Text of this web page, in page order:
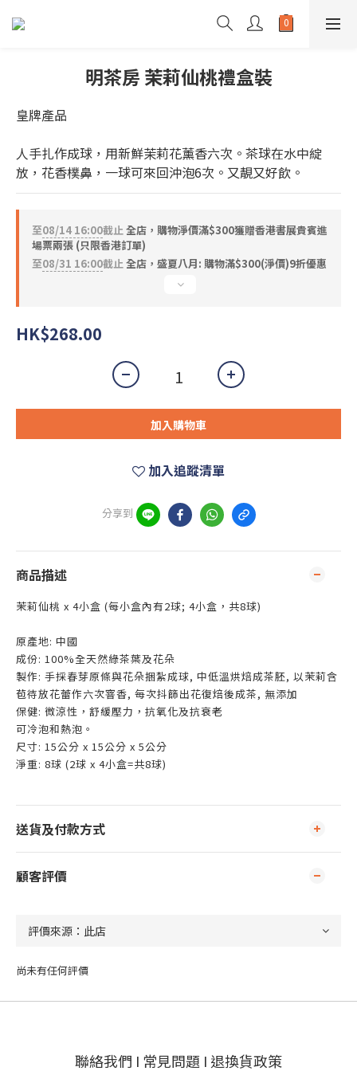
明茶房 茉莉仙桃禮盒裝
皇牌產品
人手扎作成球，用新鮮茉莉花薰香六次。茶球在水中綻
放，花香樸鼻，一球可來回沖泡6次。又靚又好飲。
至08/14 16:00截止全店，購物淨價滿$300獲贈香港書展貴賓進
場票兩張 (只限香港訂單)
至08/31 16:00截止全店，盛夏八月: 購物滿$300(淨價)9折優惠
HK$268.00
加入購物車
加入追蹤清單
分享到
商品描述
茉莉仙桃 x 4小盒 (每小盒內有2球; 4小盒，共8球)
原產地: 中國
成份: 100%全天然綠茶葉及花​朵​
​製作: 手採春芽原條與花朵捆紮成球, 中低溫烘焙成茶胚, 以茉莉含
苞待放花蕾作六次窨香, 每次抖篩出花復焙後成茶, 無添加
保健: 微涼性，舒緩壓力，抗氧化及抗衰老
可冷泡和熱泡。
尺寸: 15公分 x 15公分 x 5公分
淨重: 8球 (2球 x 4小盒=共8球)
送貨及付款方式
顧客評價
尚未有任何評價
聯絡我們 I 常見問題 I 退換貨政策